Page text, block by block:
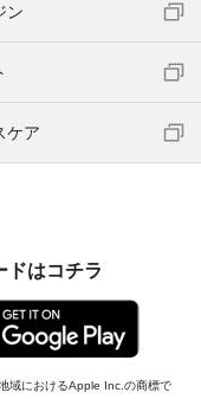
ン
ケア
ドはコチラ
域におけるApple Inc.の商標で